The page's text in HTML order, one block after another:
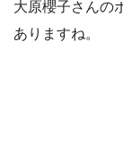
大原櫻子さんの
ありますね。